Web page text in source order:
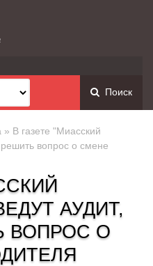
Поиск
» В газете "Миасский
вопрос о смене
АУДИТ,
ВОПРОС О